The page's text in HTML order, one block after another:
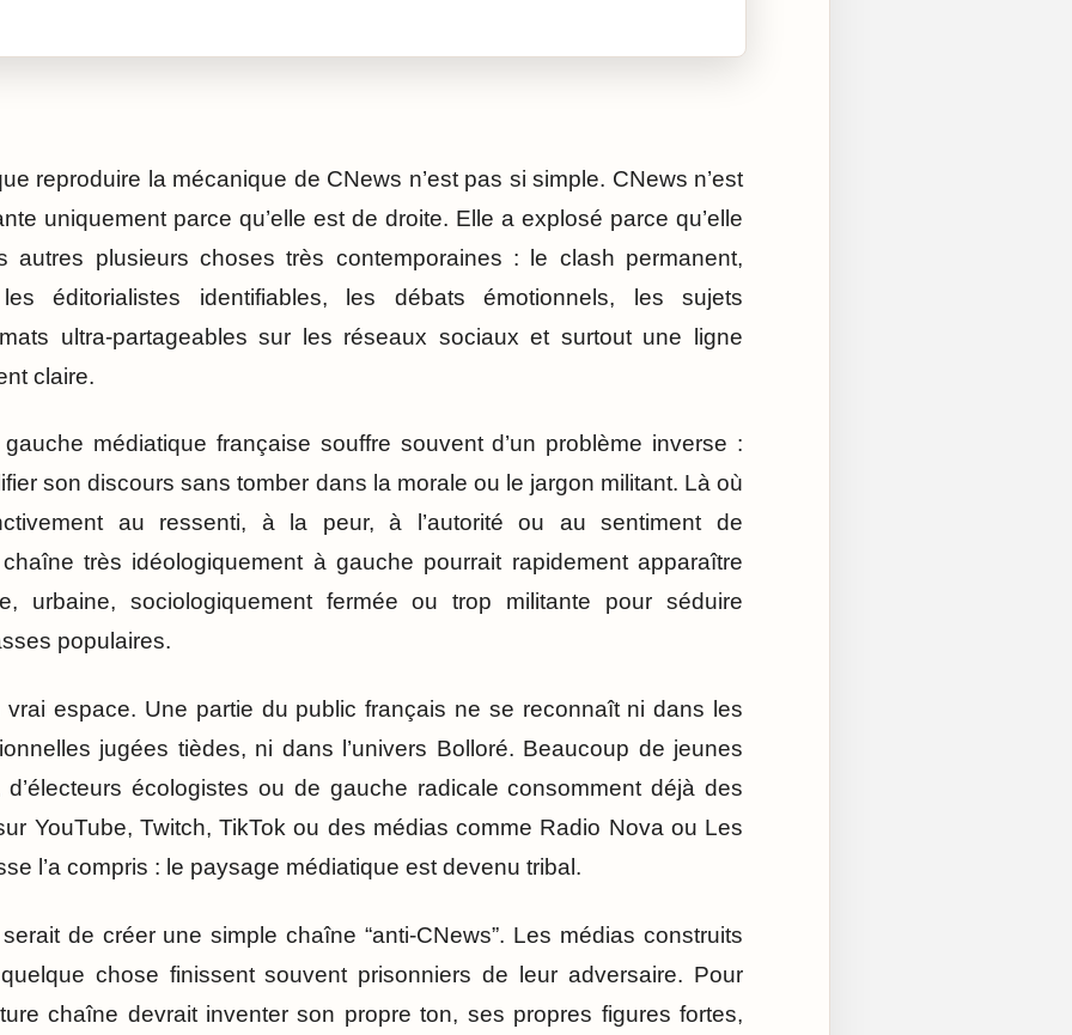
reproduire la mécanique de CNews n’est pas si simple. CNews n’est
uniquement parce qu’elle est de droite. Elle a explosé parce qu’elle
autres plusieurs choses très contemporaines : le clash permanent,
les éditorialistes identifiables, les débats émotionnels, les sujets
ultra-partageables sur les réseaux sociaux et surtout une ligne
claire.
médiatique française souffre souvent d’un problème inverse :
son discours sans tomber dans la morale ou le jargon militant. Là où
au ressenti, à la peur, à l’autorité ou au sentiment de
très idéologiquement à gauche pourrait rapidement apparaître
urbaine, sociologiquement fermée ou trop militante pour séduire
populaires.
vrai espace. Une partie du public français ne se reconnaît ni dans les
jugées tièdes, ni dans l’univers Bolloré. Beaucoup de jeunes
d’électeurs écologistes ou de gauche radicale consomment déjà des
YouTube, Twitch, TikTok ou des médias comme Radio Nova ou Les
l’a compris : le paysage médiatique est devenu tribal.
de créer une simple chaîne “anti-CNews”. Les médias construits
chose finissent souvent prisonniers de leur adversaire. Pour
chaîne devrait inventer son propre ton, ses propres figures fortes,